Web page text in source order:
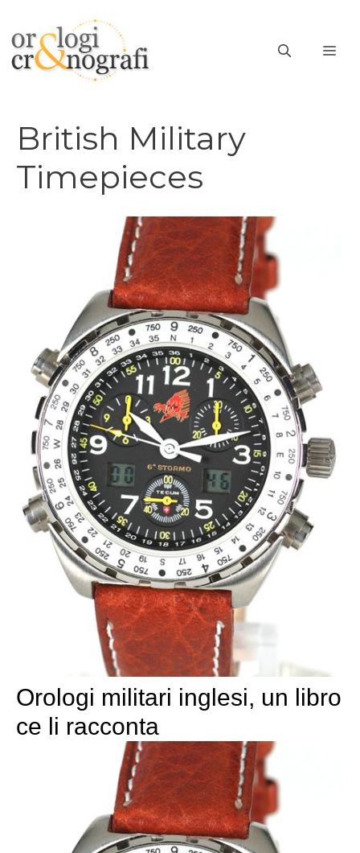
contenuto
British Military
Timepieces
Orologi militari inglesi, un libro
ce li racconta